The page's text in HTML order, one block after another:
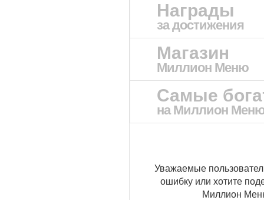
Награды
за достижения
Магазин
Миллион Меню
Самые
на Миллион
Уважаемые
ошибку или хотите
Миллион